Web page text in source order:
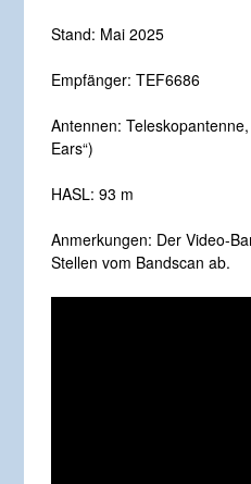
Stand: Mai 2025
Empfänger: TEF6686
Antennen:
Ears“)
HASL: 93 m
Anmerkungen: Der Video-
Stellen vom Bandscan ab.